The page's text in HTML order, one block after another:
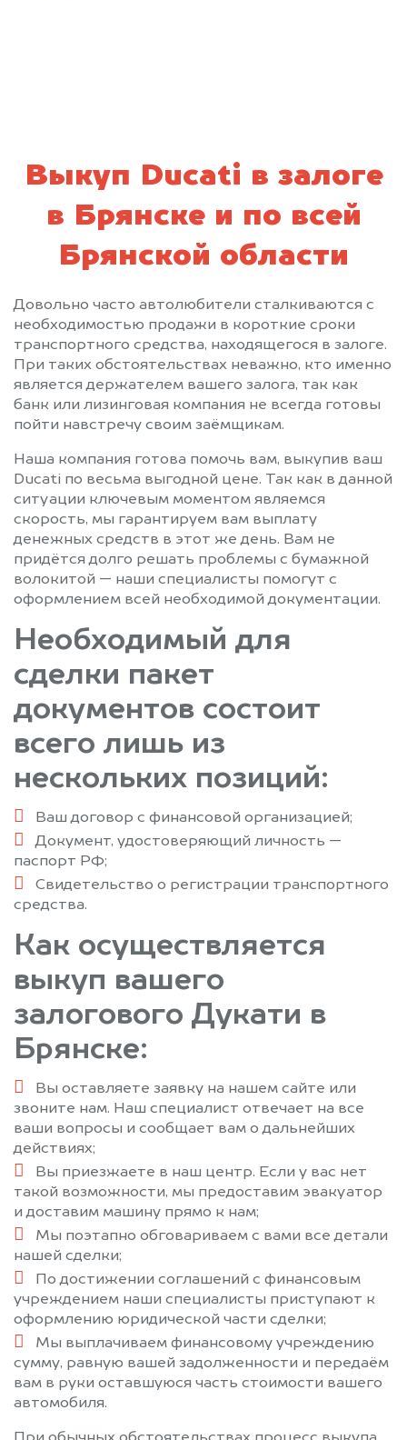
Выкуп Ducati в залоге
в Брянске и по всей
Брянской области
Довольно часто автолюбители сталкиваются с
необходимостью продажи в короткие сроки
транспортного средства, находящегося в залоге.
При таких обстоятельствах неважно, кто именно
является держателем вашего залога, так как
банк или лизинговая компания не всегда готовы
пойти навстречу своим заёмщикам.
Наша компания готова помочь вам, выкупив ваш
Ducati по весьма выгодной цене. Так как в данной
ситуации ключевым моментом являемся
скорость, мы гарантируем вам выплату
денежных средств в этот же день. Вам не
придётся долго решать проблемы с бумажной
волокитой — наши специалисты помогут с
оформлением всей необходимой документации.
Необходимый для
сделки пакет
документов состоит
всего лишь из
нескольких позиций:
Ваш договор с финансовой организацией;
Документ, удостоверяющий личность —
паспорт РФ;
Свидетельство о регистрации транспортного
средства.
Как осуществляется
выкуп вашего
залогового Дукати в
Брянске:
Вы оставляете заявку на нашем сайте или
звоните нам. Наш специалист отвечает на все
ваши вопросы и сообщает вам о дальнейших
действиях;
Вы приезжаете в наш центр. Если у вас нет
такой возможности, мы предоставим эвакуатор
и доставим машину прямо к нам;
Мы поэтапно обговариваем с вами все детали
нашей сделки;
По достижении соглашений с финансовым
учреждением наши специалисты приступают к
оформлению юридической части сделки;
Мы выплачиваем финансовому учреждению
сумму, равную вашей задолженности и передаём
вам в руки оставшуюся часть стоимости вашего
автомобиля.